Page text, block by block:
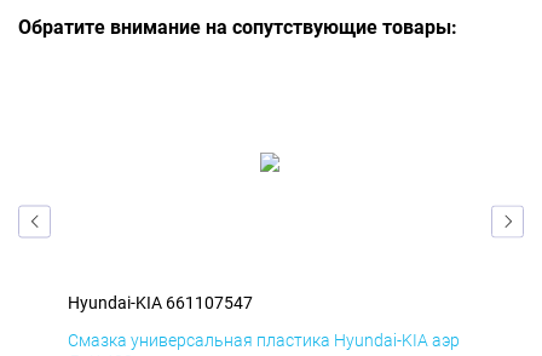
Обратите внимание на сопутствующие товары:
Hyundai-KIA 661107547
Смазка универсальная пластика Hyundai-KIA аэр